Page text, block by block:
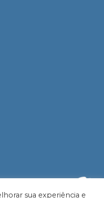
sua experiência e